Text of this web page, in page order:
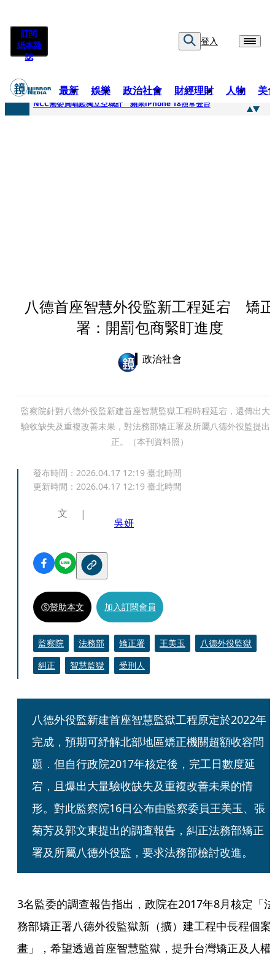
訂閱
紙本雜
誌
登入
最新 娛樂 政治社會 財經理財 人物 美
快訊
NCC無委員唱起獨立空城計 蘋果iPhone 18照常登台
八德首座智慧外役監新工程延宕 矯正
署：開罰包商緊盯進度
政治社會
監察院針對八德外役監新建首座智慧監獄工程時程延宕，還傳出大
驗收缺失及重複改善未果，對法務部矯正署及所屬八德外役監提出
正。（本刊資料照）
發布時間： 2026.04.17 12:19 臺北時間
更新時間： 2026.04.17 12:19 臺北時間
文
吳妍
贊助本文 加入訂閱會員
監察院 法務部 矯正署 王美玉
八德外役監獄
糾正
智慧監獄 受刑人
八德外役監新建首座智慧監獄工程原定於2022年
完成，預期可紓解北部地區矯正機關超額收容問
題．但自行政院2017年核定後，完工日數度延
宕，且爆出大量驗收缺失及重複改善未果的情
形。對此監察院16日公布由監察委員王美玉、張
菊芳及郭文東提出的調查報告，糾正法務部矯正
署及所屬八德外役監，要求法務部檢討改進。
3名監委的調查報告指出，政院在2017年8月核定「法
務部矯正署八德外役監獄新（擴）建工程中長程個案
畫」，希望透過首座智慧監獄，提升台灣矯正及人權